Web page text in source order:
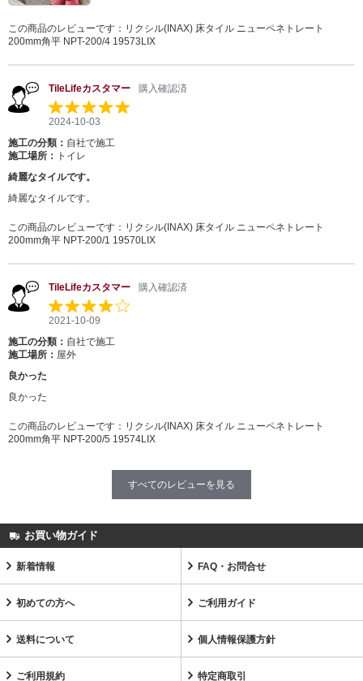
この商品のレビューです： リクシル(INAX) 床タイル ニューペネトレート
200mm角平 NPT-200/4 19573LIX
TileLifeカスタマー 購入確認済
2024-10-03
施工の分類： 自社で施工
施工場所： トイレ
綺麗なタイルです。
綺麗なタイルです。
この商品のレビューです： リクシル(INAX) 床タイル ニューペネトレート
200mm角平 NPT-200/1 19570LIX
TileLifeカスタマー 購入確認済
2021-10-09
施工の分類： 自社で施工
施工場所： 屋外
良かった
良かった
この商品のレビューです： リクシル(INAX) 床タイル ニューペネトレート
200mm角平 NPT-200/5 19574LIX
すべてのレビューを見る
お買い物ガイド
新着情報 FAQ・お問合せ
初めての方へ ご利用ガイド
送料について 個人情報保護方針
ご利用規約 特定商取引